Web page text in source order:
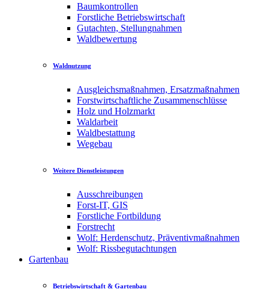
Baumkontrollen
Forstliche Betriebswirtschaft
Gutachten, Stellungnahmen
Waldbewertung
Waldnutzung
Ausgleichsmaßnahmen, Ersatzmaßnahmen
Forstwirtschaftliche Zusammenschlüsse
Holz und Holzmarkt
Waldarbeit
Waldbestattung
Wegebau
Weitere Dienstleistungen
Ausschreibungen
Forst-IT, GIS
Forstliche Fortbildung
Forstrecht
Wolf: Herdenschutz, Präventivmaßnahmen
Wolf: Rissbegutachtungen
Gartenbau
Betriebswirtschaft & Gartenbau